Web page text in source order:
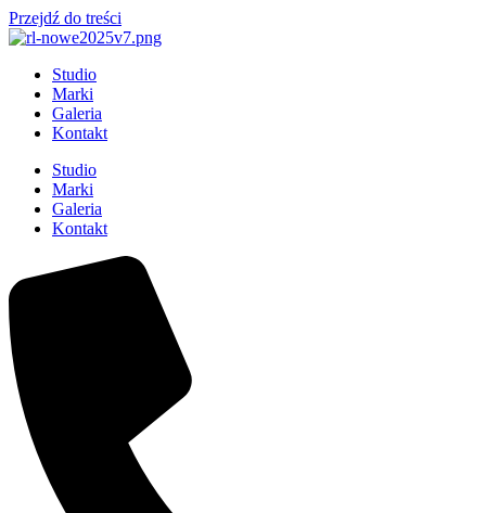
Przejdź do treści
Studio
Marki
Galeria
Kontakt
Studio
Marki
Galeria
Kontakt